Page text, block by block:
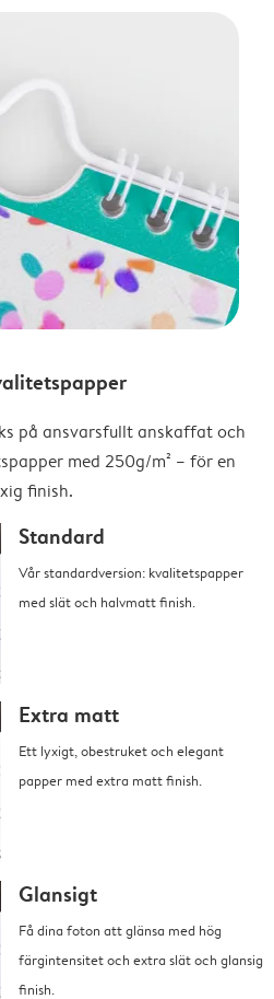
på ansvarsfullt anskaffat och
med 250g/m² – för en
finish.
Standard
Vår standardversion: kvalitetspapper
med slät och halvmatt finish.
Extra matt
Ett lyxigt, obestruket och elegant
papper med extra matt finish.
Glansigt
Få dina foton att glänsa med hög
färgintensitet och extra slät och glansig
finish.